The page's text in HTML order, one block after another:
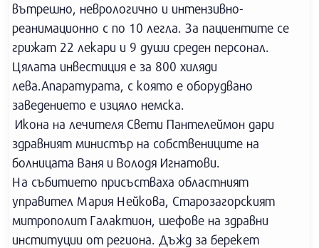
вътрешно, неврологично и интензивно-
реанимационно с по 10 легла. За пациентите се
грижат 22 лекари и 9 души среден персонал.
Цялата инвестиция е за 800 хиляди
лева.Апаратурата, с която е оборудвано
заведението е изцяло немска.
Икона на лечителя Свети Пантелеймон дари
здравният министър на собствениците на
болницата Ваня и Володя Игнатови.
На събитието присъстваха областният
управител Мария Нейкова, Старозагорският
митрополит Галактион, шефове на здравни
институции от региона. Дъжд за берекет